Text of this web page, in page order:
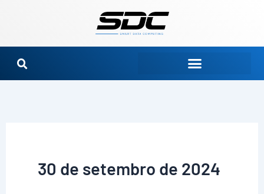
conteúdo
30 de setembro de 2024